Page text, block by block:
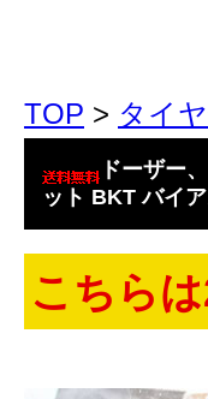
TOP > タイ
ドーザー
ット BKT バイ
こちら